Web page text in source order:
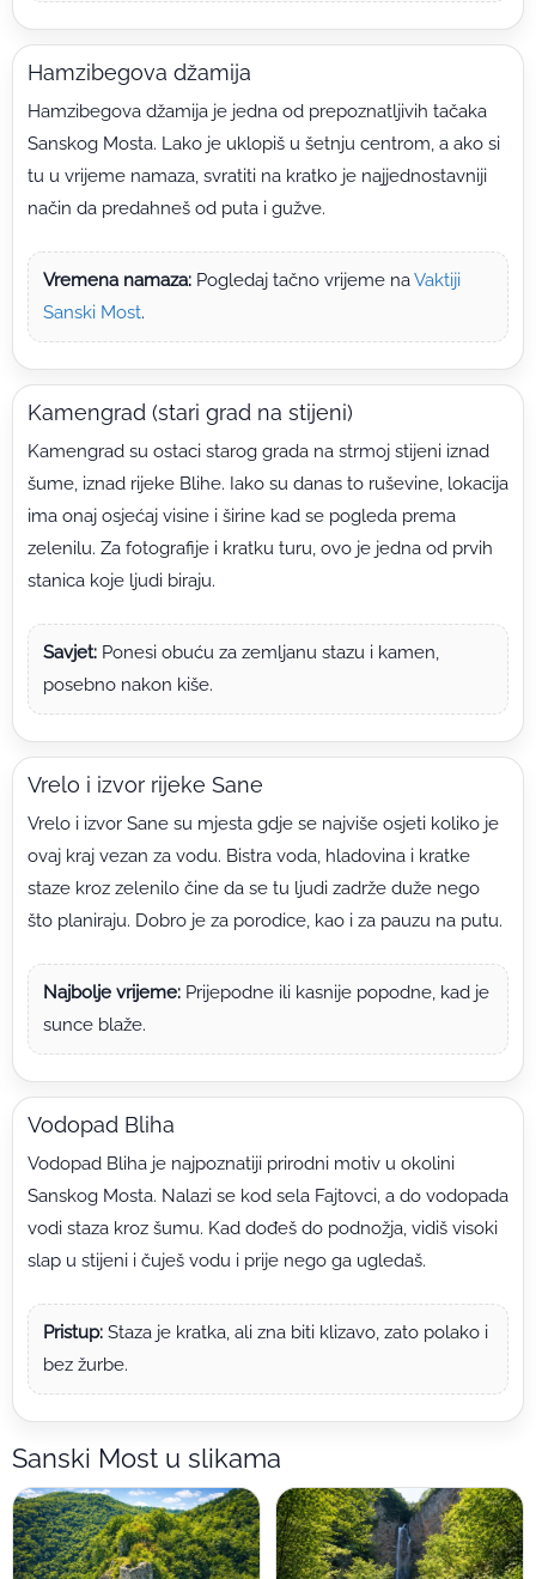
Hamzibegova džamija
Hamzibegova džamija je jedna od prepoznatljivih tačaka
Sanskog Mosta. Lako je uklopiš u šetnju centrom, a ako si
tu u vrijeme namaza, svratiti na kratko je najjednostavniji
način da predahneš od puta i gužve.
Vremena namaza: Pogledaj tačno vrijeme naVaktiji
Sanski Most.
Kamengrad (stari grad na stijeni)
Kamengrad su ostaci starog grada na strmoj stijeni iznad
šume, iznad rijeke Blihe. Iako su danas to ruševine, lokacija
ima onaj osjećaj visine i širine kad se pogleda prema
zelenilu. Za fotografije i kratku turu, ovo je jedna od prvih
stanica koje ljudi biraju.
Savjet: Ponesi obuću za zemljanu stazu i kamen,
posebno nakon kiše.
Vrelo i izvor rijeke Sane
Vrelo i izvor Sane su mjesta gdje se najviše osjeti koliko je
ovaj kraj vezan za vodu. Bistra voda, hladovina i kratke
staze kroz zelenilo čine da se tu ljudi zadrže duže nego
što planiraju. Dobro je za porodice, kao i za pauzu na putu.
Najbolje vrijeme: Prijepodne ili kasnije popodne, kad je
sunce blaže.
Vodopad Bliha
Vodopad Bliha je najpoznatiji prirodni motiv u okolini
Sanskog Mosta. Nalazi se kod sela Fajtovci, a do vodopada
vodi staza kroz šumu. Kad dođeš do podnožja, vidiš visoki
slap u stijeni i čuješ vodu i prije nego ga ugledaš.
Pristup: Staza je kratka, ali zna biti klizavo, zato polako i
bez žurbe.
Sanski Most u slikama